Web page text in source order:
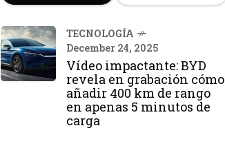
TECNOLOGÍA
December 24, 2025
Vídeo impactante: BYD
revela en grabación cómo
añadir 400 km de rango
en apenas 5 minutos de
carga